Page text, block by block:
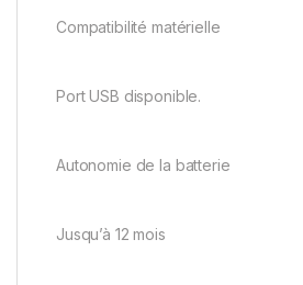
Compatibilité matérielle
Port USB disponible.
Autonomie de la batterie
Jusqu’à 12 mois